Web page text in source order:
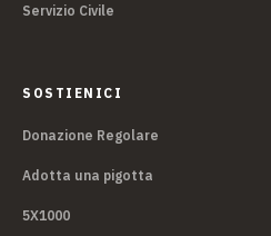
Servizio Civile
SOSTIENICI
Donazione Regolare
Adotta una pigotta
5X1000